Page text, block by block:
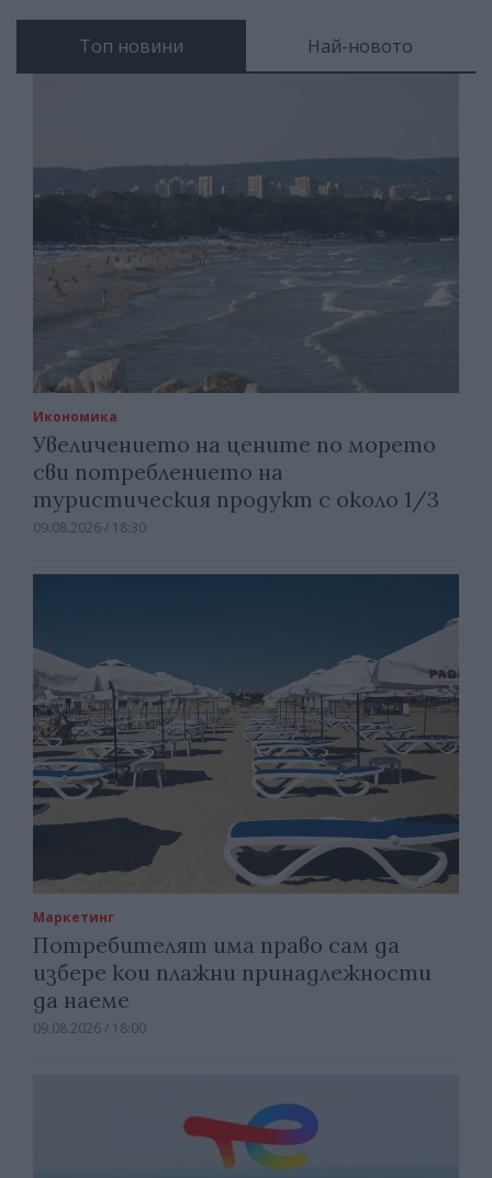
Топ новини Най-новото
Икономика
Увеличението на цените по морето
сви потреблението на
туристическия продукт с около 1/3
09.08.2026 / 18:30
Маркетинг
Потребителят има право сам да
избере кои плажни принадлежности
да наеме
09.08.2026 / 18:00